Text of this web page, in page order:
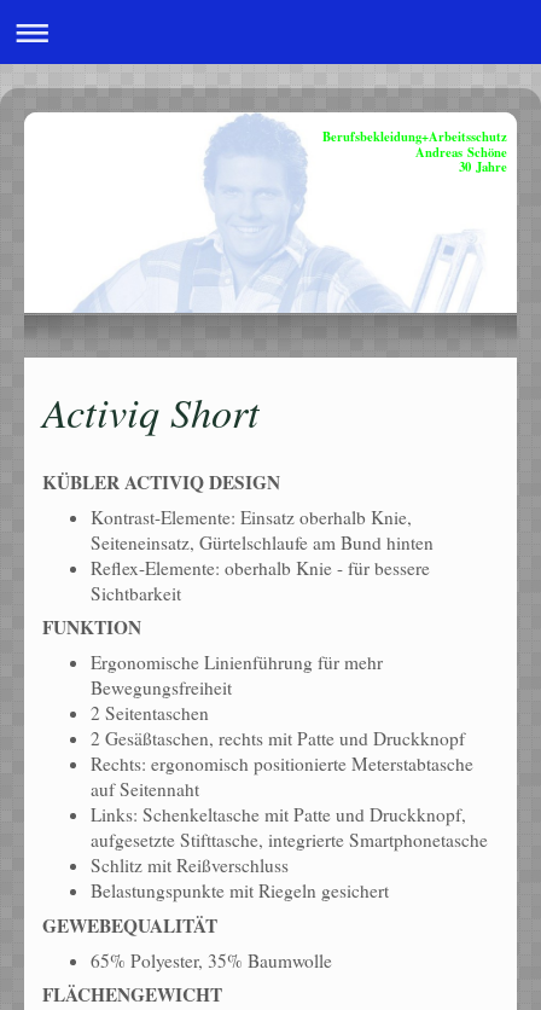
Berufsbekleidung+Arbeitsschutz
Andreas Schöne
30 Jahre
Activiq Short
KÜBLER ACTIVIQ DESIGN
Kontrast-Elemente: Einsatz oberhalb Knie,
Seiteneinsatz, Gürtelschlaufe am Bund hinten
Reflex-Elemente: oberhalb Knie - für bessere
Sichtbarkeit
FUNKTION
Ergonomische Linienführung für mehr
Bewegungsfreiheit
2 Seitentaschen
2 Gesäßtaschen, rechts mit Patte und Druckknopf
Rechts: ergonomisch positionierte Meterstabtasche
auf Seitennaht
Links: Schenkeltasche mit Patte und Druckknopf,
aufgesetzte Stifttasche, integrierte Smartphonetasche
Schlitz mit Reißverschluss
Belastungspunkte mit Riegeln gesichert
GEWEBEQUALITÄT
65% Polyester, 35% Baumwolle
FLÄCHENGEWICHT